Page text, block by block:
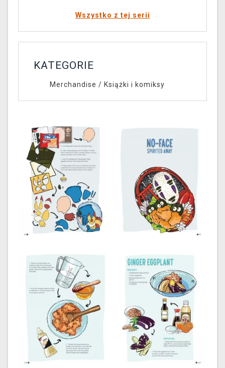
Wszystko z tej serii
KATEGORIE
Merchandise / Książki i komiksy